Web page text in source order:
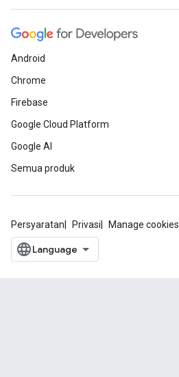
Android
Chrome
Firebase
Google Cloud Platform
Google AI
Semua produk
Persyaratan Privasi Manage cookies